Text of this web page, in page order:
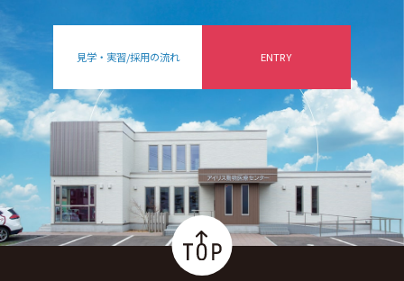
見学・実習/採用の流れ ENTRY